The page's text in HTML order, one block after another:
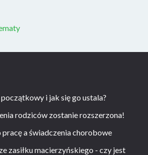
i jak się go ustala?
rodziców zostanie rozszerzona!
pracę a świadczenia chorobowe
zasiłku macierzyńskiego - czy jest